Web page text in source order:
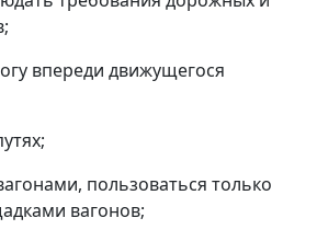
впереди движущегося
пользоваться только
вагонов;